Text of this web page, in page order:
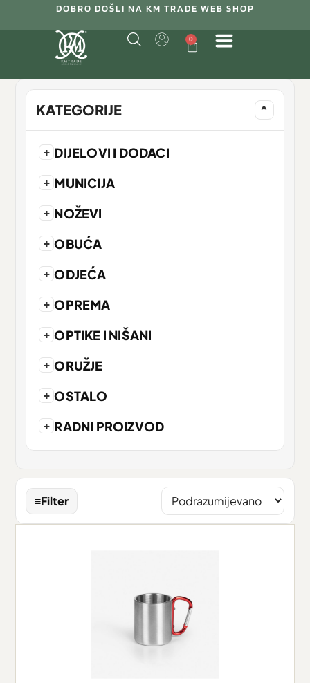
DOBRO DOŠLI NA KM TRADE WEB SHOP
0
KATEGORIJE ^
+ DIJELOVI I DODACI
+ MUNICIJA
+ NOŽEVI
+ OBUĆA
+ ODJEĆA
+ OPREMA
+ OPTIKE I NIŠANI
+ ORUŽJE
+ OSTALO
+ RADNI PROIZVOD
≡Filter